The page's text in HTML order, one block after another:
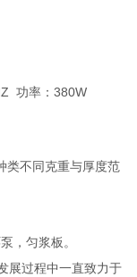
功率：380W
类不同克重与厚度范
，匀浆板。
展过程中一直致力于